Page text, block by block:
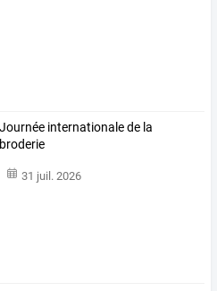
Journée internationale de la
broderie
31 juil. 2026